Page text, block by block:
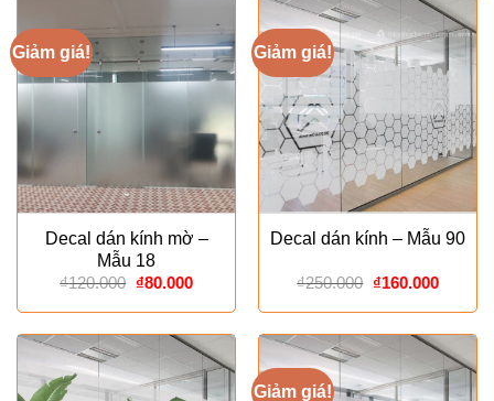
Giảm giá!
Decal dán kính mờ –
Mẫu 18
₫120.000 Giá
là:
₫120.000.
₫80.000Giá
tại
là:
₫80.000.
Giảm giá!
Decal dán kính – Mẫu 90
₫250.000 Giá
là:
₫250.000.
₫160.000Giá
tại
là:
Giảm giá!